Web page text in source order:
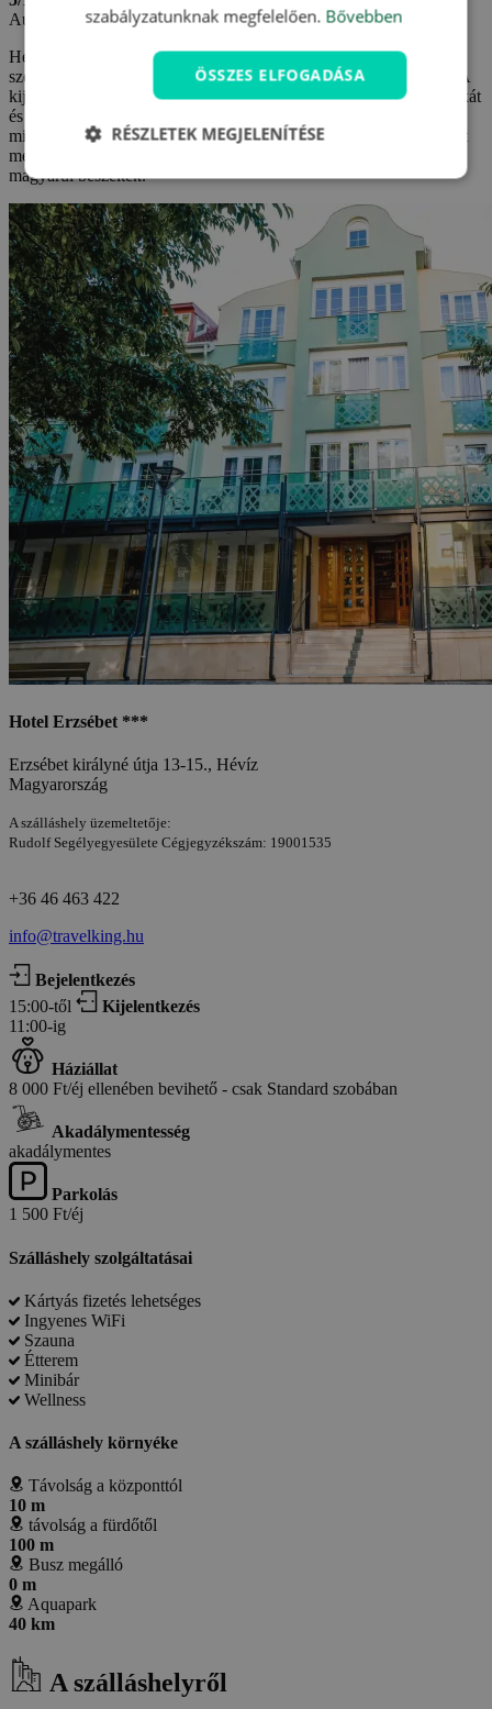
Automatikus fordítás (Eredeti megjelenítése)
Hévíz egy nagyon szép város. A szálloda régebbi, de tiszta. A
személyzet nem nagyon figyel a vendégekre, a kiszolgálás lassú. A
kijelentkezésnél a fizetésnél probléma volt. Kiszámlázták az éjszakát
és az összes szolgáltatást, pedig már fizettünk. Ez feldühített
minket......... Minket egy cseh és magyarul beszélő vendég mentett
meg, aki véletlenül arra járt a recepciónál. A recepción csak
magyarul beszéltek.
Hotel Erzsébet ***
Erzsébet királyné útja 13-15., Hévíz
Magyarország
A szálláshely üzemeltetője:
Rudolf Segélyegyesülete Cégjegyzékszám: 19001535
+36 46 463 422
info@travelking.hu
Bejelentkezés
15:00-től
Kijelentkezés
11:00-ig
Háziállat
8 000 Ft/éj ellenében bevihető - csak Standard szobában
Akadálymentesség
akadálymentes
Parkolás
1 500 Ft/éj
Szálláshely szolgáltatásai
Kártyás fizetés lehetséges
Ingyenes WiFi
Szauna
Étterem
Minibár
Wellness
A szálláshely környéke
Távolság a központtól
10 m
távolság a fürdőtől
100 m
Busz megálló
0 m
Aquapark
40 km
A szálláshelyről
szabályzatunknak megfelelően. Bővebben
ÖSSZES ELFOGADÁSA
RÉSZLETEK MEGJELENÍTÉSE